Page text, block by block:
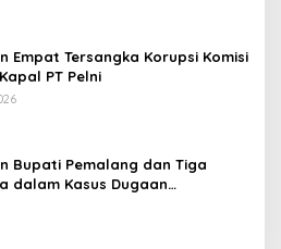
Empat Tersangka Korupsi Komisi
PT Pelni
Bupati Pemalang dan Tiga
dalam Kasus Dugaan